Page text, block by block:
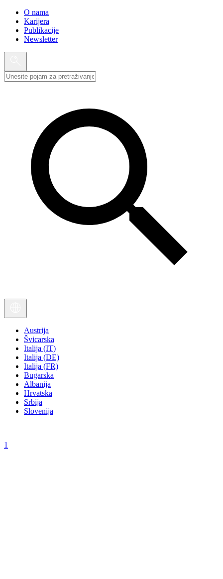
O nama
Karijera
Publikacije
Newsletter
Austrija
Švicarska
Italija (IT)
Italija (DE)
Italija (FR)
Bugarska
Albanija
Hrvatska
Srbija
Slovenija
1